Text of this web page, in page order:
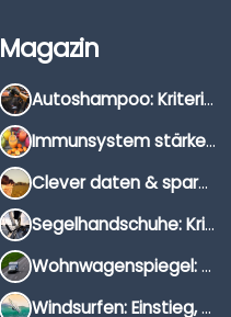
Magazin
Autoshampoo: Kriterien, Unterschiede & Anwendung
Immunsystem stärken: Hausmittel, Vitamine & Wissenswertes
Clever daten & sparen: So findest du die besten Deals für Dates und Unternehmungen
Segelhandschuhe: Kriterien, Materialien & Tipps
Wohnwagenspiegel: Auswahl, Preise & Montage
Windsurfen: Einstieg, Ausrüstung & Tipps